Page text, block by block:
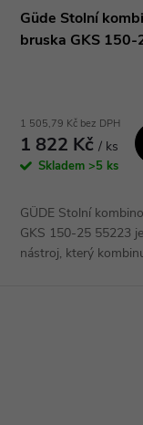
Güde Stolní
bruska GKS
1 505,79 Kč bez DPH
1 822 Kč/ ks
Skladem>5 ks
GÜDE Stolní
GKS 150-25 55223
nástroj, který
brousek do jednoho